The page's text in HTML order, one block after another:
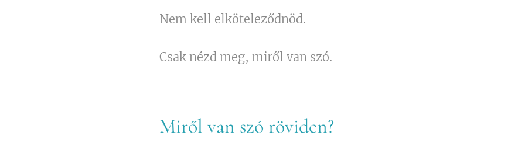
Nem kell elköteleződnöd.
Csak nézd meg, miről van szó.
Miről van szó röviden?